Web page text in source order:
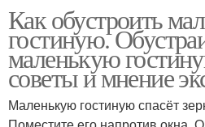
Как обустроить
гостиную.
маленькую
советы и мнение
Маленькую гостиную спасёт